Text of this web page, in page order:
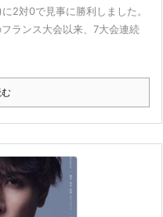
2対0で見事に勝利しました。
ランス大会以来、7大会連続